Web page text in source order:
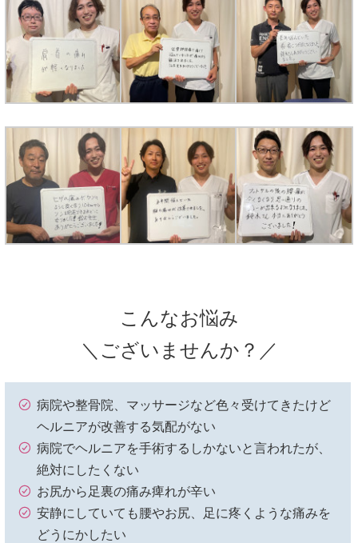
こんなお悩み
＼ございませんか？／
病院や整骨院、マッサージなど色々受けてきたけど
ヘルニアが改善する気配がない
病院でヘルニアを手術するしかないと言われたが、
絶対にしたくない
お尻から足裏の痛み痺れが辛い
安静にしていても腰やお尻、足に疼くような痛みを
どうにかしたい